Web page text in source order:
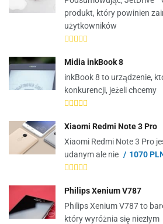
produkt, który powinien
użytkowników
Midia inkBook 8
inkBook 8 to urządzenie,
konkurencji, jeżeli chcemy
Xiaomi Redmi Note 3 Pro
Xiaomi Redmi Note 3 Pro
udanym ale nie
1070
Philips Xenium V787
Philips Xenium V787 to
który wyróżnia się niezłym